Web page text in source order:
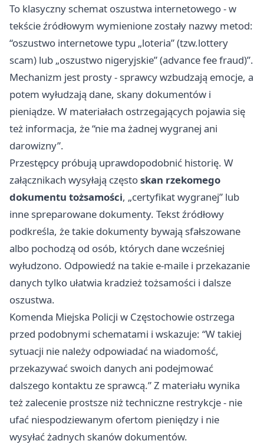
To klasyczny schemat oszustwa internetowego - w
tekście źródłowym wymienione zostały nazwy metod:
“oszustwo internetowe typu „loteria” (tzw.lottery
scam) lub „oszustwo nigeryjskie” (advance fee fraud)”.
Mechanizm jest prosty - sprawcy wzbudzają emocje, a
potem wyłudzają dane, skany dokumentów i
pieniądze. W materiałach ostrzegających pojawia się
też informacja, że “nie ma żadnej wygranej ani
darowizny”.
Przestępcy próbują uprawdopodobnić historię. W
załącznikach wysyłają częstoskan rzekomego
dokumentu tożsamości, „certyfikat wygranej” lub
inne spreparowane dokumenty. Tekst źródłowy
podkreśla, że takie dokumenty bywają sfałszowane
albo pochodzą od osób, których dane wcześniej
wyłudzono. Odpowiedź na takie e-maile i przekazanie
danych tylko ułatwia kradzież tożsamości i dalsze
oszustwa.
Komenda Miejska Policji w Częstochowie ostrzega
przed podobnymi schematami i wskazuje: “W takiej
sytuacji nie należy odpowiadać na wiadomość,
przekazywać swoich danych ani podejmować
dalszego kontaktu ze sprawcą.” Z materiału wynika
też zalecenie prostsze niż techniczne restrykcje - nie
ufać niespodziewanym ofertom pieniędzy i nie
wysyłać żadnych skanów dokumentów.